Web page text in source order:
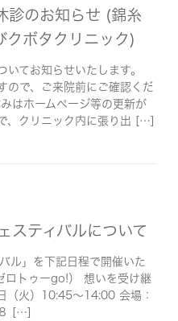
診のお知らせ (錦糸
クボタクリニック)
てお知らせいたします。
ので、ご来院前にご確認くだ
はホームページ等の更新が
、クリニック内に張り出 […]
ティバルについて
ル」を下記日程で開催いた
ロトゥーgo!） 想いを受け継
（火）10:45～14:00 会場：
[…]